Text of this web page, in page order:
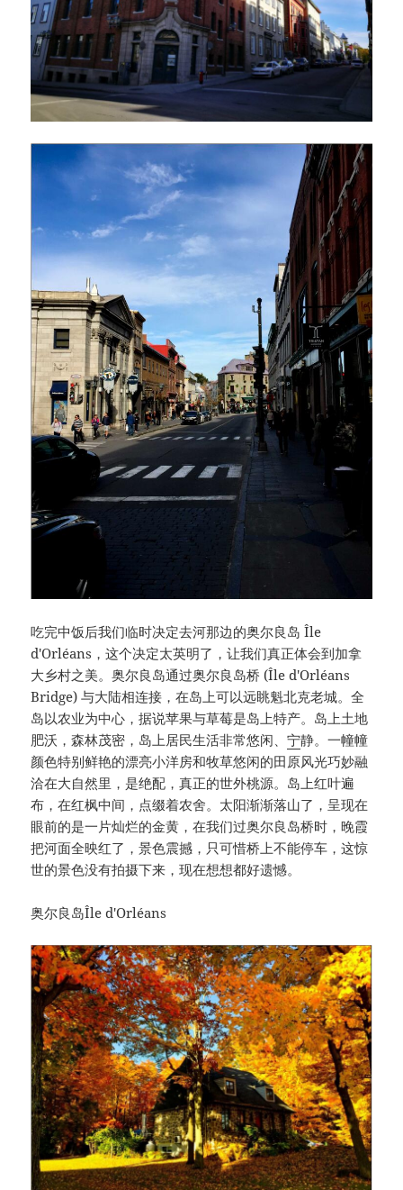
吃完中饭后我们临时决定去河那边的奥尔良岛 Île
d'Orléans，这个决定太英明了，让我们真正体会到加拿
大乡村之美。奥尔良岛通过奥尔良岛桥 (Île d'Orléans
Bridge) 与大陆相连接，在岛上可以远眺魁北克老城。全
岛以农业为中心，据说苹果与草莓是岛上特产。岛上土地
肥沃，森林茂密，岛上居民生活非常悠闲、宁静。一幢幢
颜色特别鲜艳的漂亮小洋房和牧草悠闲的田原风光巧妙融
洽在大自然里，是绝配，真正的世外桃源。岛上红叶遍
布，在红枫中间，点缀着农舍。太阳渐渐落山了，呈现在
眼前的是一片灿烂的金黄，在我们过奥尔良岛桥时，晚霞
把河面全映红了，景色震撼，只可惜桥上不能停车，这惊
世的景色没有拍摄下来，现在想想都好遗憾。
奥尔良岛Île d'Orléans